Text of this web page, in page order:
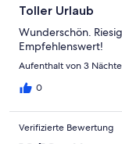
Toller Urlaub
Wunderschön.
Empfehlenswert!
Aufenthalt von 3
0
Verifizierte Bewertung